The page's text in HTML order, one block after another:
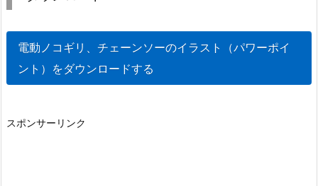
電動ノコギリ、チェーンソーのイラスト（パワーポイ
ント）をダウンロードする
スポンサーリンク